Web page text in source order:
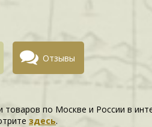
Отзывы
товаров по Москве и России в
здесь.